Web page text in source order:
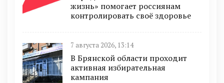
жизнь» помогает россиянам
контролировать своё здоровье
7 августа 2026, 13:14
В Брянской области проходит
активная избирательная
кампания